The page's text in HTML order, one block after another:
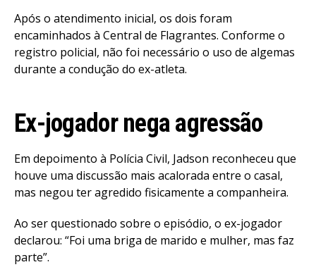
Após o atendimento inicial, os dois foram
encaminhados à Central de Flagrantes. Conforme o
registro policial, não foi necessário o uso de algemas
durante a condução do ex-atleta.
Ex-jogador nega agressão
Em depoimento à Polícia Civil, Jadson reconheceu que
houve uma discussão mais acalorada entre o casal,
mas negou ter agredido fisicamente a companheira.
Ao ser questionado sobre o episódio, o ex-jogador
declarou: “Foi uma briga de marido e mulher, mas faz
parte”.